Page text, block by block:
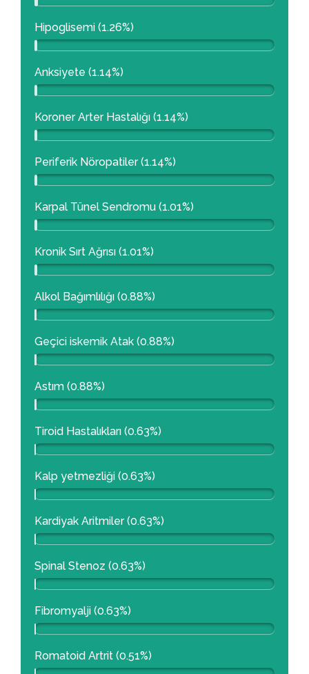
Hipoglisemi (1.26%)
Anksiyete (1.14%)
Koroner Arter Hastalığı (1.14%)
Periferik Nöropatiler (1.14%)
Karpal Tünel Sendromu (1.01%)
Kronik Sırt Ağrısı (1.01%)
Alkol Bağımlılığı (0.88%)
Geçici iskemik Atak (0.88%)
Astım (0.88%)
Tiroid Hastalıkları (0.63%)
Kalp yetmezliği (0.63%)
Kardiyak Aritmiler (0.63%)
Spinal Stenoz (0.63%)
Fibromyalji (0.63%)
Romatoid Artrit (0.51%)